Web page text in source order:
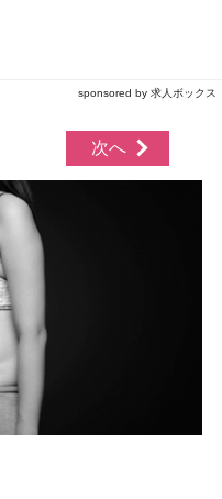
sponsored by 求人ボックス
次へ